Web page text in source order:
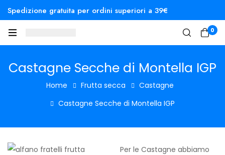
Spedizione gratuita per ordini superiori a 39€
0
Castagne Secche di Montella IGP
Home Frutta secca
Castagne
Castagne Secche di Montella IGP
Per le Castagne abbiamo